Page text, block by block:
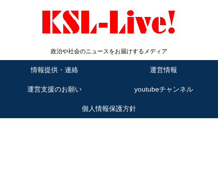
政治や社会のニュースをお届けするメディア
情報提供・連絡 運営情報
運営支援のお願い youtubeチャンネル
個人情報保護方針